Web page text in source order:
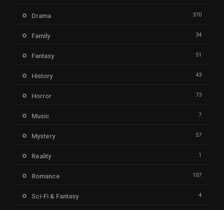
Drama 370
Family 34
Fantasy 51
History 43
Horror 73
Music 7
Mystery 57
Reality 1
Romance 107
Sci-Fi & Fantasy 4